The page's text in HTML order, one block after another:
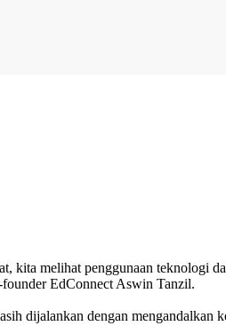
kita melihat penggunaan teknologi
EdConnect Aswin Tanzil.
dijalankan dengan